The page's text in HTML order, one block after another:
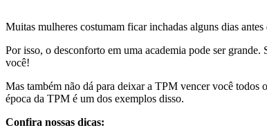
Muitas mulheres costumam ficar inchadas alguns dias
Por isso, o desconforto em uma academia pode ser
você!
Mas também não dá para deixar a TPM vencer você todos
época da TPM é um dos exemplos disso.
Confira nossas dicas: